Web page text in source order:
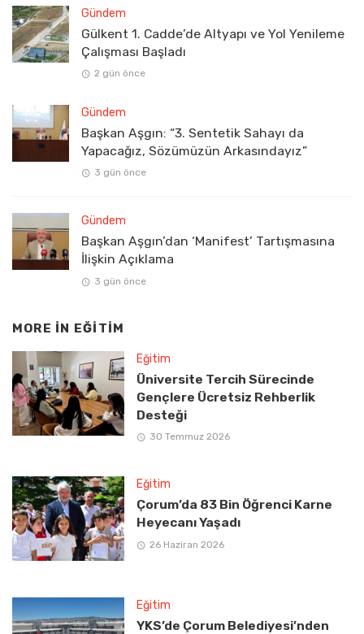
Gündem
Gülkent 1. Cadde’de Altyapı ve Yol Yenileme
Çalışması Başladı
2 gün önce
Gündem
Başkan Aşgın: “3. Sentetik Sahayı da
Yapacağız, Sözümüzün Arkasındayız”
3 gün önce
Gündem
Başkan Aşgın’dan ‘Manifest’ Tartışmasına
İlişkin Açıklama
3 gün önce
MORE IN EĞITIM
Eğitim
Üniversite Tercih Sürecinde
Gençlere Ücretsiz Rehberlik
Desteği
30 Temmuz 2026
Eğitim
Çorum’da 83 Bin Öğrenci Karne
Heyecanı Yaşadı
26 Haziran 2026
Eğitim
YKS’de Çorum Belediyesi’nden